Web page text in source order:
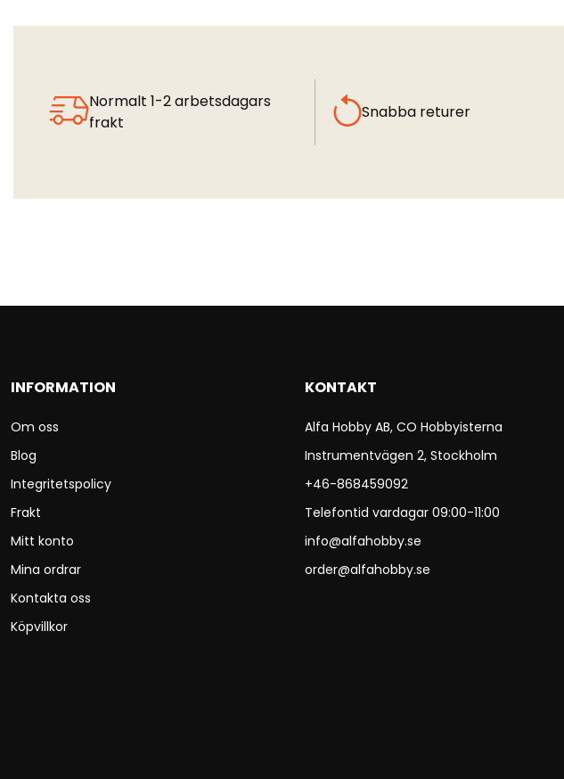
Normalt 1-2 arbetsdagars
frakt
Snabba returer
INFORMATION
Om oss
Blog
Integritetspolicy
Frakt
Mitt konto
Mina ordrar
Kontakta oss
Köpvillkor
KONTAKT
Alfa Hobby AB, CO Hobbyisterna
Instrumentvägen 2, Stockholm
+46-868459092
Telefontid vardagar 09:00-11:00
info@alfahobby.se
order@alfahobby.se